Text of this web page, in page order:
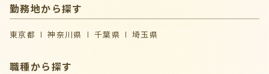
勤務地から探す
東京都 神奈川県 千葉県 埼玉県
職種から探す